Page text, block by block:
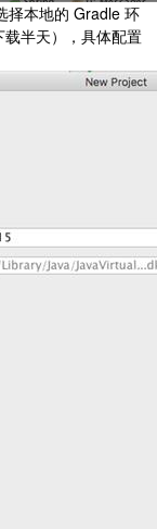
择本地的 Gradle 环
半天），具体配置